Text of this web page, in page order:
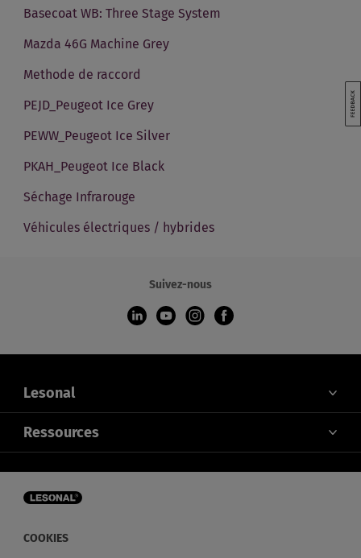
Basecoat WB: Three Stage System
Mazda 46G Machine Grey
Methode de raccord
PEJD_Peugeot Ice Grey
PEWW_Peugeot Ice Silver
PKAH_Peugeot Ice Black
Séchage Infrarouge
Véhicules électriques / hybrides
Suivez-nous
Lesonal
À PROPOS DE NOUS
CONTACTEZ-NOUS
ACTUALITÉS ET ÉVÉNEMENTS
S'ABONNER À NOTRE NEWSLETTER
Ressources
DISTRIBUTEURS
COOKIES